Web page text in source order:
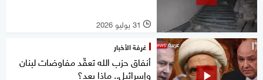
l 31 يوليو 2026
غرفة الأخبار
أنفاق حزب الله تعقّد مفاوضات لبنان
وإسرائيل.. ماذا بعد؟